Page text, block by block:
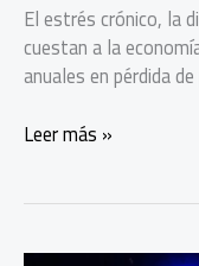
El estrés crónico, la
cuestan a la
anuales en pérdida
El
ambiente
Leer más »